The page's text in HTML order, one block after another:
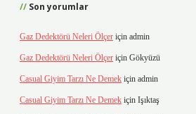
Son yorumlar
Gaz Dedektörü Neleri Ölçer için admin
Gaz Dedektörü Neleri Ölçer için Gökyüzü
Casual Giyim Tarzı Ne Demek için admin
Casual Giyim Tarzı Ne Demek için Işıktaş